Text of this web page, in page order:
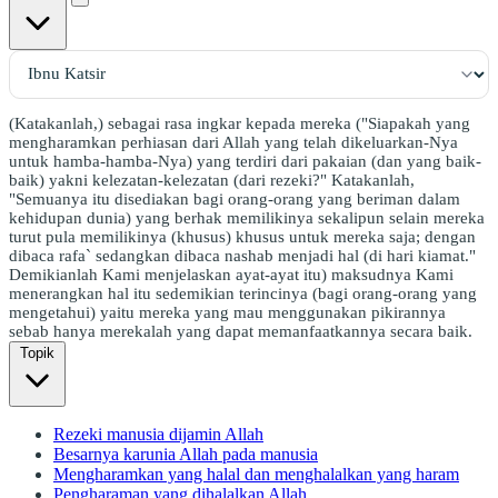
(Katakanlah,) sebagai rasa ingkar kepada mereka ("Siapakah yang
mengharamkan perhiasan dari Allah yang telah dikeluarkan-Nya
untuk hamba-hamba-Nya) yang terdiri dari pakaian (dan yang baik-
baik) yakni kelezatan-kelezatan (dari rezeki?" Katakanlah,
"Semuanya itu disediakan bagi orang-orang yang beriman dalam
kehidupan dunia) yang berhak memilikinya sekalipun selain mereka
turut pula memilikinya (khusus) khusus untuk mereka saja; dengan
dibaca rafa` sedangkan dibaca nashab menjadi hal (di hari kiamat."
Demikianlah Kami menjelaskan ayat-ayat itu) maksudnya Kami
menerangkan hal itu sedemikian terincinya (bagi orang-orang yang
mengetahui) yaitu mereka yang mau menggunakan pikirannya
sebab hanya merekalah yang dapat memanfaatkannya secara baik.
Topik
Rezeki manusia dijamin Allah
Besarnya karunia Allah pada manusia
Mengharamkan yang halal dan menghalalkan yang haram
Pengharaman yang dihalalkan Allah